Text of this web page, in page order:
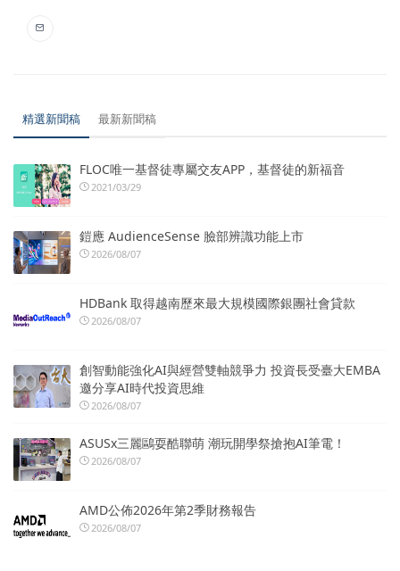
精選新聞稿 最新新聞稿
FLOC唯一基督徒專屬交友APP，基督徒的新福音
2021/03/29
鎧應 AudienceSense 臉部辨識功能上市
2026/08/07
HDBank 取得越南歷來最大規模國際銀團社會貸款
2026/08/07
創智動能強化AI與經營雙軸競爭力 投資長受臺大EMBA
邀分享AI時代投資思維
2026/08/07
ASUSx三麗鷗耍酷聯萌 潮玩開學祭搶抱AI筆電！
2026/08/07
AMD公佈2026年第2季財務報告
2026/08/07